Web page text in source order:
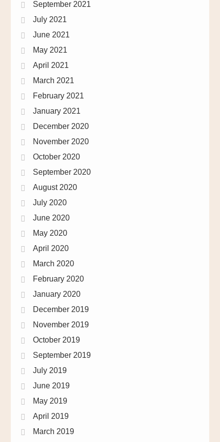
September 2021
July 2021
June 2021
May 2021
April 2021
March 2021
February 2021
January 2021
December 2020
November 2020
October 2020
September 2020
August 2020
July 2020
June 2020
May 2020
April 2020
March 2020
February 2020
January 2020
December 2019
November 2019
October 2019
September 2019
July 2019
June 2019
May 2019
April 2019
March 2019